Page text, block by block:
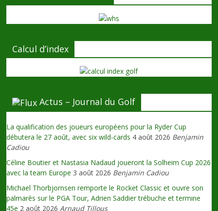
Calcul d’index
Actus – Journal du Golf
La qualification des joueurs européens pour la Ryder Cup
débutera le 27 août, avec six wild-cards 4 août 2026 Benjamin
Cadiou
Céline Boutier et Nastasia Nadaud joueront la Solheim Cup 2026
avec la team Europe 3 août 2026 Benjamin Cadiou
Michael Thorbjornsen remporte le Rocket Classic et ouvre son
palmarès sur le PGA Tour, Adrien Saddier trébuche et termine
45e 2 août 2026 Arnaud Tillous